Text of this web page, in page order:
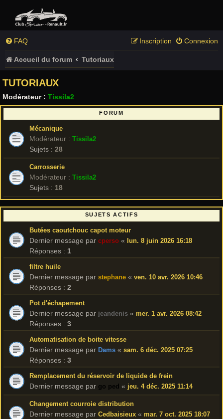
FAQ Connexion
Inscription
Accueil du forum Tutoriaux
TUTORIAUX
Modérateur : Tissila2
FORUM
Mécanique
Modérateur : Tissila2
Sujets : 28
Carrosserie
Modérateur : Tissila2
Sujets : 18
SUJETS ACTIFS
Butées caoutchouc capot moteur
Dernier message par cperso « lun. 8 juin 2026 16:18
Réponses : 1
filtre huile
Dernier message par stephane « ven. 10 avr. 2026 10:46
Réponses : 2
Pot d'échapement
Dernier message par jeandenis « mer. 1 avr. 2026 08:42
Réponses : 3
Automatisation de boite vitesse
Dernier message par Dams « sam. 6 déc. 2025 07:25
Réponses : 3
Remplacement du réservoir de liquide de frein
Dernier message par go ped « jeu. 4 déc. 2025 11:14
Changement courroie distribution
Dernier message par Cedbaisieux « mar. 7 oct. 2025 18:07